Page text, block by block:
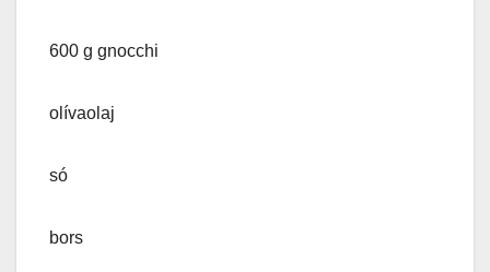
600 g gnocchi
olívaolaj
só
bors